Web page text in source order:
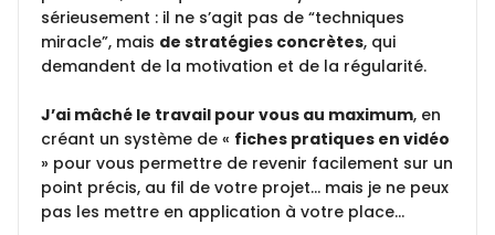
sérieusement : il ne s’agit pas de “techniques
miracle”, mais de stratégies concrètes, qui
demandent de la motivation et de la régularité.
J’ai mâché le travail pour vous au maximum, en
créant un système de « fiches pratiques en vidéo
» pour vous permettre de revenir facilement sur un
point précis, au fil de votre projet… mais je ne peux
pas les mettre en application à votre place…